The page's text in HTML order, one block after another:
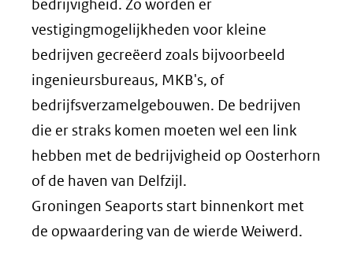
bedrijvigheid. Zo worden er
vestigingmogelijkheden voor kleine
bedrijven gecreëerd zoals bijvoorbeeld
ingenieursbureaus, MKB's, of
bedrijfsverzamelgebouwen. De bedrijven
die er straks komen moeten wel een link
hebben met de bedrijvigheid op Oosterhorn
of de haven van Delfzijl.
Groningen Seaports start binnenkort met
de opwaardering van de wierde Weiwerd.